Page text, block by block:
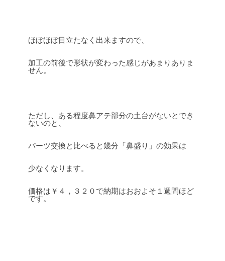
ほぼほぼ目立たなく出来ますので、
加工の前後で形状が変わった感じがあまりありま
せん。
ただし、ある程度鼻アテ部分の土台がないとでき
ないのと、
パーツ交換と比べると幾分「鼻盛り」の効果は
少なくなります。
価格は￥４，３２０で納期はおおよそ１週間ほど
です。